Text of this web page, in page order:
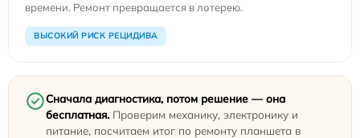
времени. Ремонт превращается в лотерею.
ВЫСОКИЙ РИСК РЕЦИДИВА
Сначала диагностика, потом решение — она
бесплатная. Проверим механику, электронику и
питание, посчитаем итог по ремонту планшета в